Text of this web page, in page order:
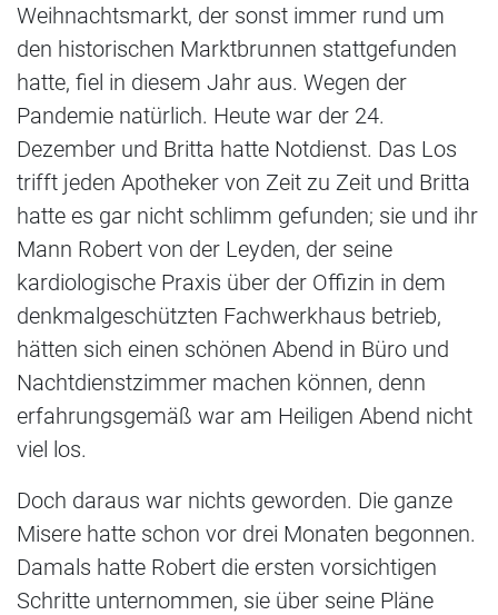
Weihnachtsmarkt, der sonst immer rund um
den historischen Marktbrunnen stattgefunden
hatte, fiel in diesem Jahr aus. Wegen der
Pandemie natürlich. Heute war der 24.
Dezember und Britta hatte Notdienst. Das Los
trifft jeden Apotheker von Zeit zu Zeit und Britta
hatte es gar nicht schlimm gefunden; sie und ihr
Mann Robert von der Leyden, der seine
kardiologische Praxis über der Offizin in dem
denkmalgeschützten Fachwerkhaus betrieb,
hätten sich einen schönen Abend in Büro und
Nachtdienstzimmer machen können, denn
erfahrungsgemäß war am Heiligen Abend nicht
viel los.
Doch daraus war nichts geworden. Die ganze
Misere hatte schon vor drei Monaten begonnen.
Damals hatte Robert die ersten vorsichtigen
Schritte unternommen, sie über seine Pläne